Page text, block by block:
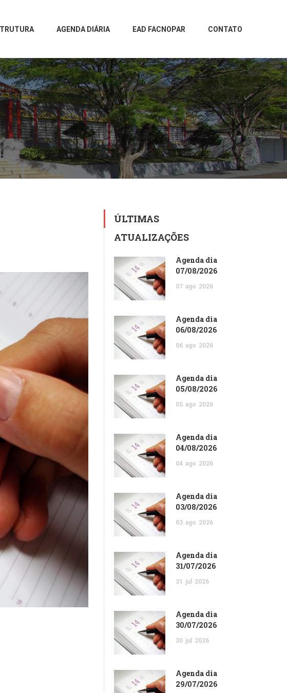
AGENDA DIÁRIA EAD FACNOPAR CONTATO
ÚLTIMAS
ATUALIZAÇÕES
Agenda dia
07/08/2026
07 ago 2026
Agenda dia
06/08/2026
06 ago 2026
Agenda dia
05/08/2026
05 ago 2026
Agenda dia
04/08/2026
04 ago 2026
Agenda dia
03/08/2026
03 ago 2026
Agenda dia
31/07/2026
31 jul 2026
Agenda dia
30/07/2026
30 jul 2026
Agenda dia
29/07/2026